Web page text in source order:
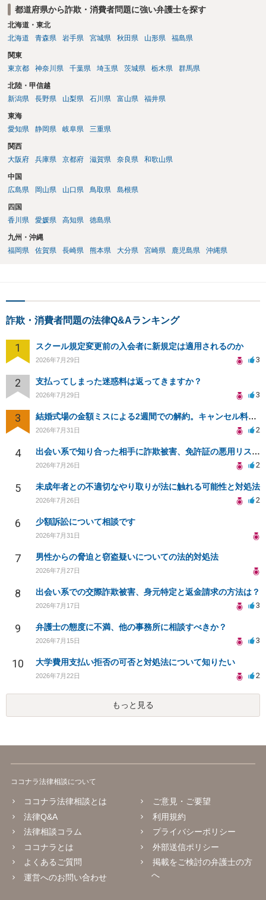
都道府県から詐欺・消費者問題に強い弁護士を探す
北海道・東北
北海道
青森県 岩手県 宮城県 秋田県 山形県 福島県
関東
東京都
神奈川県 千葉県 埼玉県 茨城県 栃木県 群馬県
北陸・甲信越
新潟県
長野県 山梨県 石川県 富山県 福井県
東海
愛知県
静岡県 岐阜県 三重県
関西
大阪府
兵庫県 京都府 滋賀県 奈良県 和歌山県
中国
広島県
岡山県 山口県 鳥取県 島根県
四国
香川県
愛媛県 高知県 徳島県
九州・沖縄
福岡県
佐賀県 長崎県 熊本県 大分県 宮崎県 鹿児島県 沖縄県
詐欺・消費者問題の法律Q&Aランキング
1 スクール規定変更前の入会者に新規定は適用されるのか
2026年7月29日 3
2 支払ってしまった迷惑料は返ってきますか？
2026年7月29日 3
3 結婚式場の金額ミスによる2週間での解約。キャンセル料10万円の免除は可能か。
2026年7月31日 2
4 出会い系で知り合った相手に詐欺被害、免許証の悪用リスクと対策。
2026年7月26日 2
5 未成年者との不適切なやり取りが法に触れる可能性と対処法
2026年7月26日 2
6 少額訴訟について相談です
2026年7月31日
7 男性からの脅迫と窃盗疑いについての法的対処法
2026年7月27日
8 出会い系での交際詐欺被害、身元特定と返金請求の方法は？
2026年7月17日 3
9 弁護士の態度に不満、他の事務所に相談すべきか？
2026年7月15日 3
10 大学費用支払い拒否の可否と対処法について知りたい
2026年7月22日 2
もっと見る
ココナラ法律相談について
ココナラ法律相談とは
法律Q&A
法律相談コラム
ココナラとは
よくあるご質問
運営へのお問い合わせ
ご意見・ご要望
利用規約
プライバシーポリシー
外部送信ポリシー
掲載をご検討の弁護士の方
へ